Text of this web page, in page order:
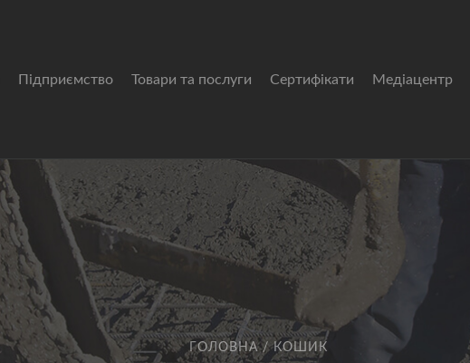
Підприємство Товари та послуги Сертифікати Медіацентр
ГОЛОВНА / КОШИК